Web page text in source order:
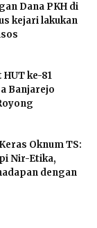
Dana PKH di
kejari lakukan
ke-81
Banjarejo
Oknum TS:
Nir-Etika,
dengan